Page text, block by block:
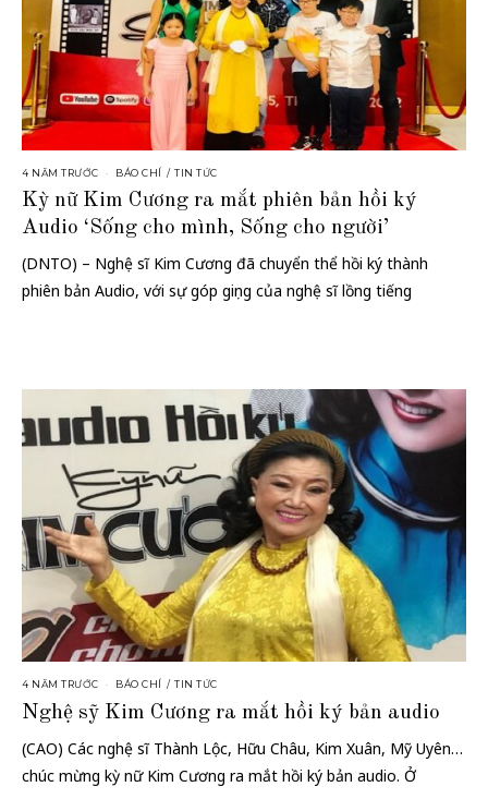
4 NĂM TRƯỚC BÁO CHÍ / TIN TỨC
Kỳ nữ Kim Cương ra mắt phiên bản hồi ký
Audio ‘Sống cho mình, Sống cho người’
(DNTO) – Nghệ sĩ Kim Cương đã chuyển thể hồi ký thành
phiên bản Audio, với sự góp giọng của nghệ sĩ lồng tiếng
4 NĂM TRƯỚC BÁO CHÍ / TIN TỨC
Nghệ sỹ Kim Cương ra mắt hồi ký bản audio
(CAO) Các nghệ sĩ Thành Lộc, Hữu Châu, Kim Xuân, Mỹ Uyên…
chúc mừng kỳ nữ Kim Cương ra mắt hồi ký bản audio. Ở